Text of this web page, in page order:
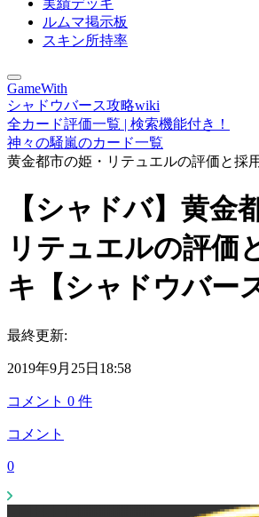
実績デッキ
ルムマ掲示板
スキン所持率
GameWith
シャドウバース攻略wiki
全カード評価一覧 | 検索機能付き！
神々の騒嵐のカード一覧
黄金都市の姫・リテュエルの評価と採
【シャドバ】黄金
リテュエルの評価
キ【シャドウバー
最終更新:
2019年9月25日18:58
コメント 0 件
コメント
0